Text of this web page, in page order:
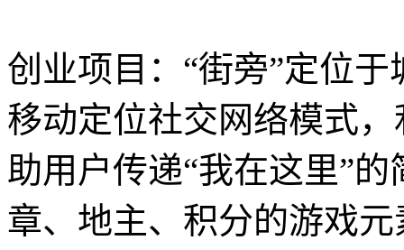
创业项目：“街旁”定位于
移动定位社交网络模式
助用户传递“我在这里”
章、地主、积分的游戏